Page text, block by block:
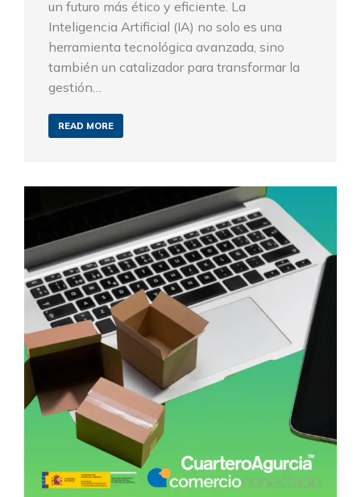
un futuro más ético y eficiente. La
Inteligencia Artificial (IA) no solo es una
herramienta tecnológica avanzada, sino
también un catalizador para transformar la
gestión…
READ MORE